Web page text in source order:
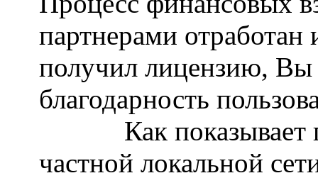
партнерами
получил лицензию,
благодарность
Как
частной локальной